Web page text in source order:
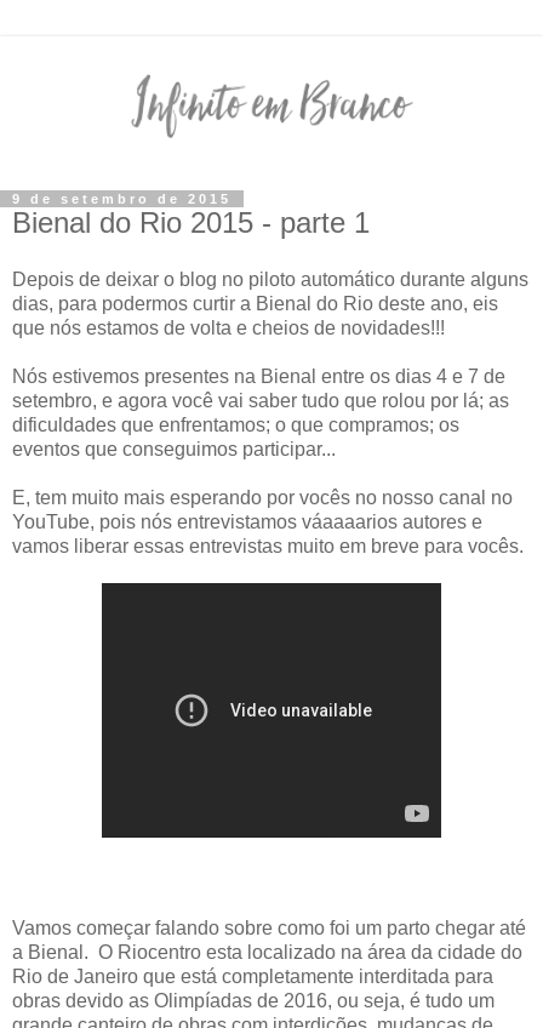
9 de setembro de 2015
Bienal do Rio 2015 - parte 1
Depois de deixar o blog no piloto automático durante alguns
dias, para podermos curtir a Bienal do Rio deste ano, eis
que nós estamos de volta e cheios de novidades!!!
Nós estivemos presentes na Bienal entre os dias 4 e 7 de
setembro, e agora você vai saber tudo que rolou por lá; as
dificuldades que enfrentamos; o que compramos; os
eventos que conseguimos participar...
E, tem muito mais esperando por vocês no nosso canal no
YouTube, pois nós entrevistamos váaaaarios autores e
vamos liberar essas entrevistas muito em breve para vocês.
Vamos começar falando sobre como foi um parto chegar até
a Bienal. O Riocentro esta localizado na área da cidade do
Rio de Janeiro que está completamente interditada para
obras devido as Olimpíadas de 2016, ou seja, é tudo um